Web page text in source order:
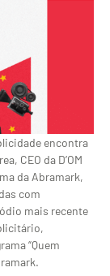
encontra
CEO da D’OM
da Abramark,
com
mais recente
“Quem